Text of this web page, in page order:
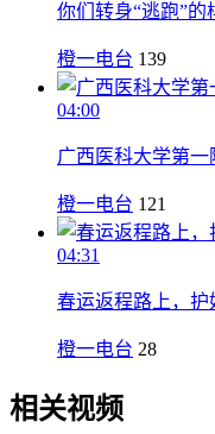
你们转身“逃跑”的
橙一电台 139
04:00
广西医科大学第
橙一电台 121
04:31
春运返程路上，护
橙一电台 28
相关视频